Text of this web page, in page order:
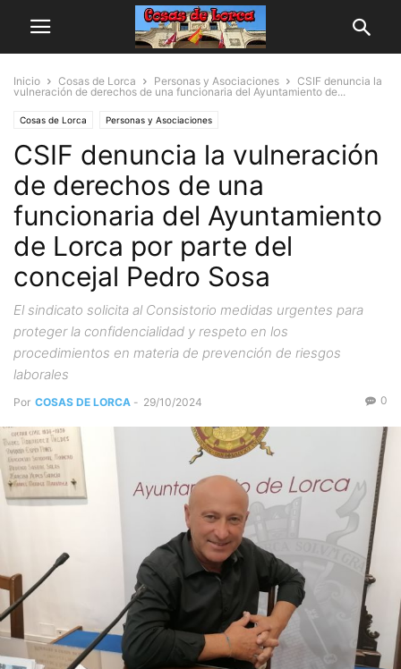
Inicio Cosas de Lorca Personas y Asociaciones
CSIF denuncia la
vulneración de derechos de una funcionaria del Ayuntamiento de...
Cosas de Lorca Personas y Asociaciones
CSIF denuncia la vulneración
de derechos de una
funcionaria del Ayuntamiento
de Lorca por parte del
concejal Pedro Sosa
El sindicato solicita al Consistorio medidas urgentes para
proteger la confidencialidad y respeto en los
procedimientos en materia de prevención de riesgos
laborales
Por COSAS DE LORCA - 29/10/2024 0